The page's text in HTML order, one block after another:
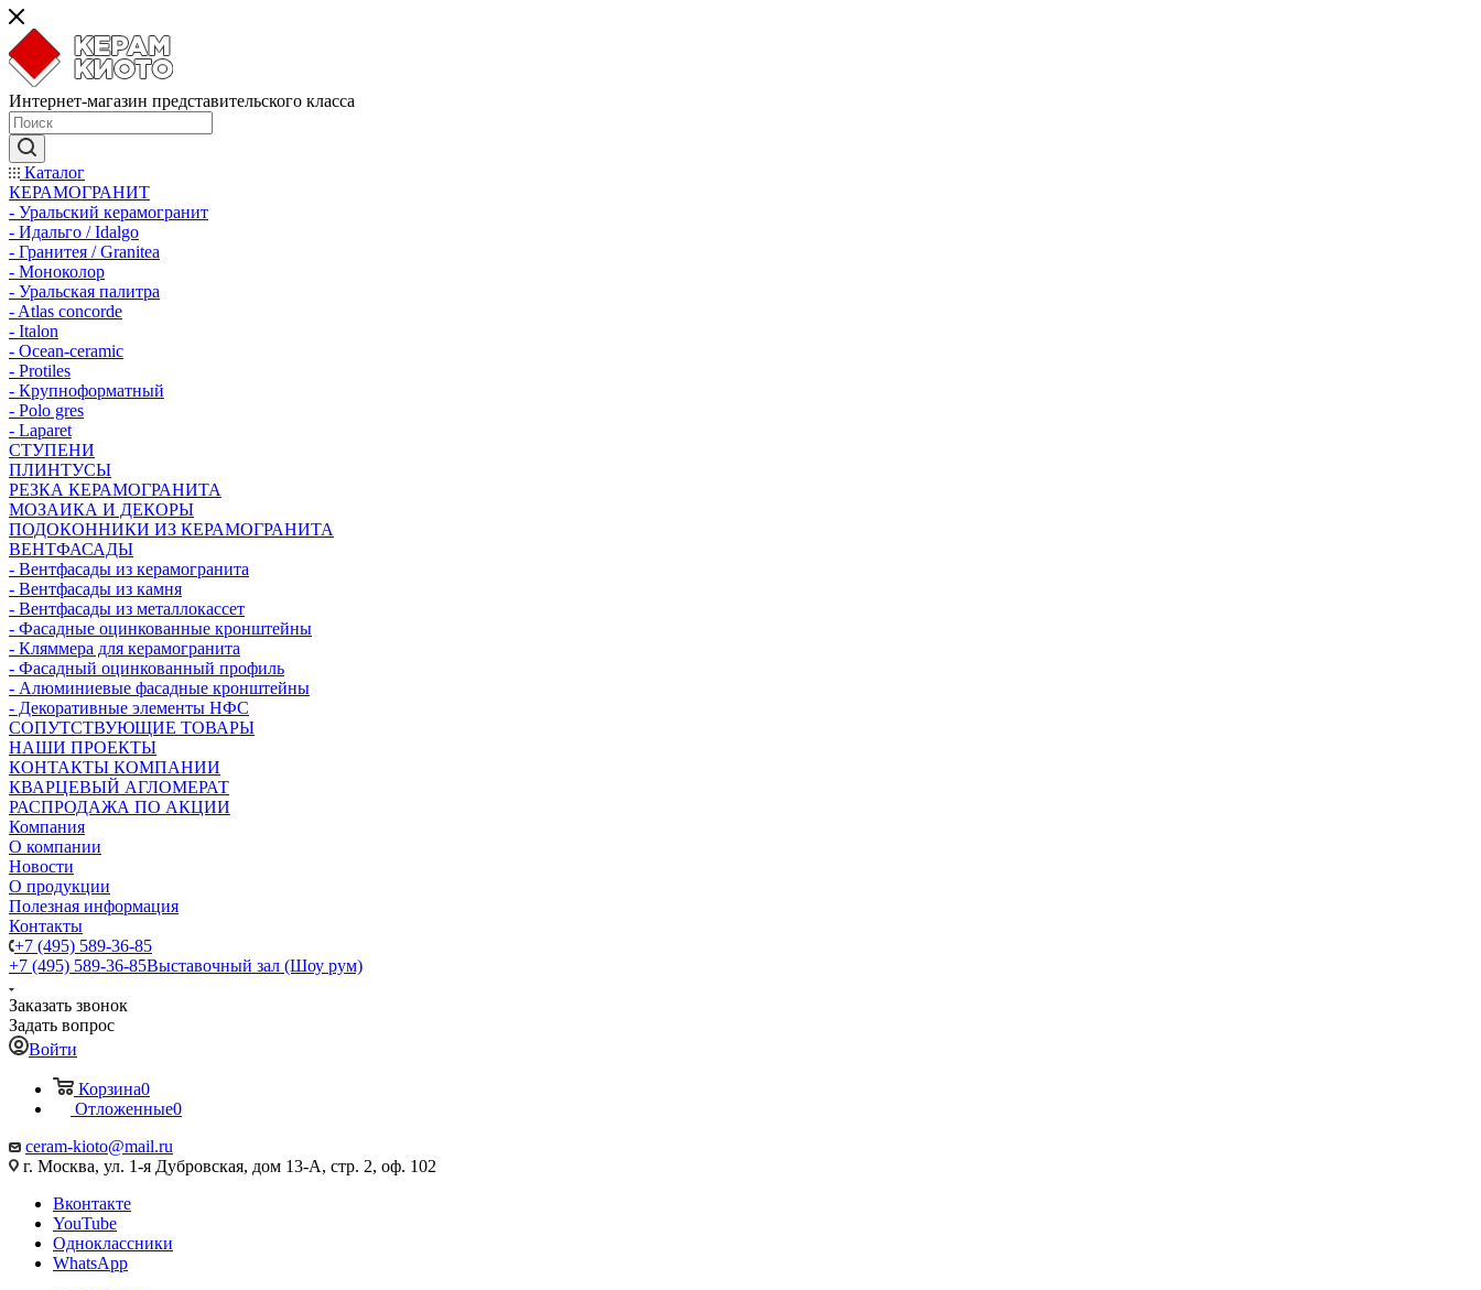
Интернет-магазин представительского класса
Каталог
КЕРАМОГРАНИТ
- Уральский керамогранит
- Идальго / Idalgo
- Гранитея / Granitea
- Моноколор
- Уральская палитра
- Atlas concorde
- Italon
- Ocean-ceramic
- Protiles
- Крупноформатный
- Polo gres
- Laparet
СТУПЕНИ
ПЛИНТУСЫ
РЕЗКА КЕРАМОГРАНИТА
МОЗАИКА И ДЕКОРЫ
ПОДОКОННИКИ ИЗ КЕРАМОГРАНИТА
ВЕНТФАСАДЫ
- Вентфасады из керамогранита
- Вентфасады из камня
- Вентфасады из металлокассет
- Фасадные оцинкованные кронштейны
- Кляммера для керамогранита
- Фасадный оцинкованный профиль
- Алюминиевые фасадные кронштейны
- Декоративные элементы НФС
СОПУТСТВУЮЩИЕ ТОВАРЫ
НАШИ ПРОЕКТЫ
КОНТАКТЫ КОМПАНИИ
КВАРЦЕВЫЙ АГЛОМЕРАТ
РАСПРОДАЖА ПО АКЦИИ
Компания
О компании
Новости
О продукции
Полезная информация
Контакты
+7 (495) 589-36-85
+7 (495) 589-36-85Выставочный зал (Шоу рум)
Заказать звонок
Задать вопрос
Войти
Корзина0
Отложенные0
ceram-kioto@mail.ru
г. Москва, ул. 1-я Дубровская, дом 13-А, стр. 2, оф. 102
Вконтакте
YouTube
Одноклассники
WhatsApp